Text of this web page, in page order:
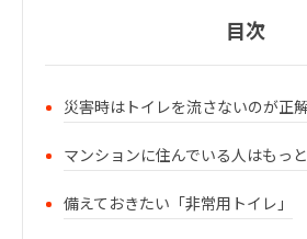
目次
災害時はトイレを流さないのが正
マンションに住んでいる人はもっ
備えておきたい「非常用トイレ」